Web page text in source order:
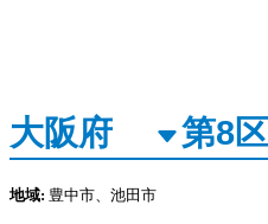
地域: 豊中市、池田市